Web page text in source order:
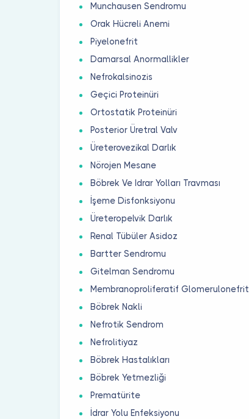
Munchausen Sendromu
Orak Hücreli Anemi
Piyelonefrit
Damarsal Anormallikler
Nefrokalsinozis
Geçici Proteinüri
Ortostatik Proteinüri
Posterior Üretral Valv
Üreterovezikal Darlık
Nörojen Mesane
Böbrek Ve Idrar Yolları Travması
İşeme Disfonksiyonu
Üreteropelvik Darlık
Renal Tübüler Asidoz
Bartter Sendromu
Gitelman Sendromu
Membranoproliferatif Glomerulonefrit
Böbrek Nakli
Nefrotik Sendrom
Nefrolitiyaz
Böbrek Hastalıkları
Böbrek Yetmezliği
Prematürite
İdrar Yolu Enfeksiyonu